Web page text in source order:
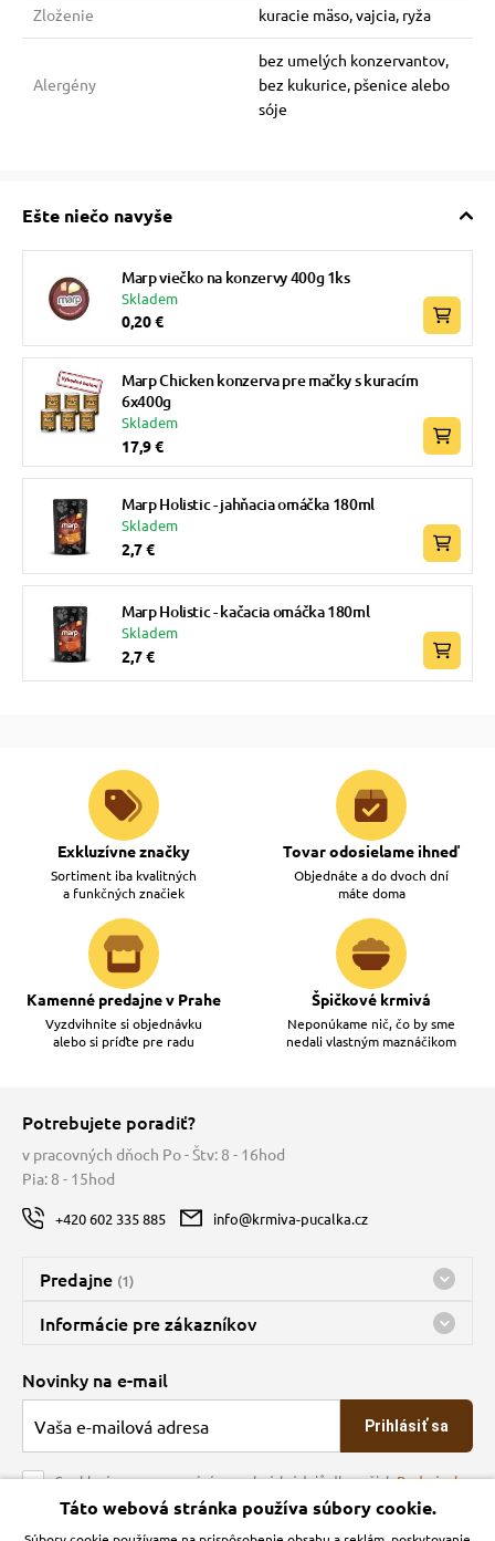
Zloženie kuracie mäso, vajcia, ryža
Alergény
bez umelých konzervantov,
bez kukurice, pšenice alebo
sóje
Ešte niečo navyše
Marp viečko na konzervy 400g 1ks
Skladem
0,20 €
Marp Chicken konzerva pre mačky s kuracím
6x400g
Skladem
17,9 €
Marp Holistic - jahňacia omáčka 180ml
Skladem
2,7 €
Marp Holistic - kačacia omáčka 180ml
Skladem
2,7 €
Exkluzívne značky
Sortiment iba kvalitných
a funkčných značiek
Tovar odosielame ihneď
Objednáte a do dvoch dní
máte doma
Kamenné predajne v Prahe
Vyzdvihnite si objednávku
alebo si príďte pre radu
Špičkové krmivá
Neponúkame nič, čo by sme
nedali vlastným maznáčikom
Potrebujete poradiť?
v pracovných dňoch Po - Štv: 8 - 16hod
Pia: 8 - 15hod
+420 602 335 885 info@krmiva-pucalka.cz
Predajne (1)
Predajňa a sklad Kbely
Informácie pre zákazníkov
O spoločnosti
Veľkoobchod
Obchodné podmienky
Kontakt
Novinky na e-mail
Prihlásiť sa
Souhlasím se zpracováním osobních údajů dle našichPodmínek
ochrany osobních údajů
Táto webová stránka používa súbory cookie.